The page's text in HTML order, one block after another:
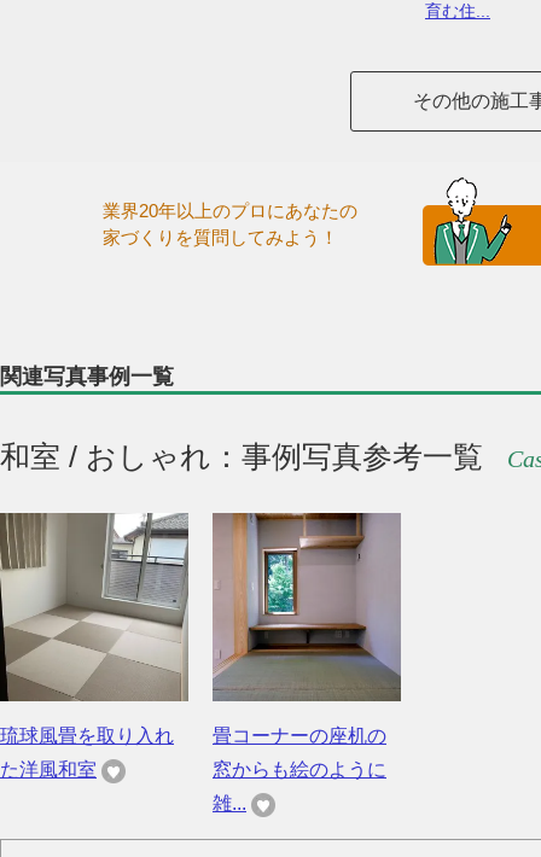
育む住...
その他の施工
業界20年以上のプロにあなたの
家づくりを質問してみよう！
関連写真事例一覧
和室 / おしゃれ：事例写真参考一覧
琉球風畳を取り入れ
た洋風和室
畳コーナーの座机の
窓からも絵のように
雑...